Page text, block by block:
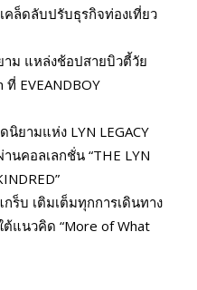
คล็ดลับปรับธุรกิจท่องเที่ยว
ม แหล่งช้อปสายบิวตี้วัย
ที่ EVEANDBOY
ยามแห่ง LYN LEGACY
นคอลเลกชั่น “THE LYN
บ เติมเต็มทุกการเดินทาง
แนวคิด “More of What